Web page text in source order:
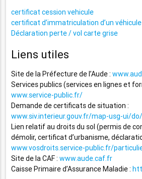
certificat cession vehicule
certificat d’immatriculation d’un véhicule
Déclaration perte / vol carte grise
Liens utiles
Site de la Préfecture de l’Aude :
Services publics (services en lignes et
www.service-public.fr/
Demande de certificats de situation :
www.siv.interieur.gouv.fr/map-usg-ui/
Lien relatif au droits du sol (permis de
démolir, certificat d’urbanisme,
www.vosdroits.service-public.fr/
Site de la CAF :www.aude.caf.fr
Caisse Primaire d’Assurance Maladie :